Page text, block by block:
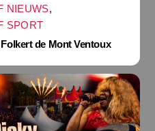
NIEUWS,
SPORT
de Mont Ventoux